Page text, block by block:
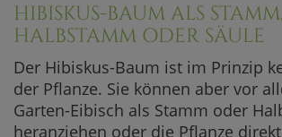
HIBISKUS-BAUM ALS STAMM,
HALBSTAMM ODER SÄULE
Der Hibiskus-Baum ist im Prinzip
der Pflanze. Sie können aber vor
Garten-Eibisch als Stamm oder
heranziehen oder die Pflanze